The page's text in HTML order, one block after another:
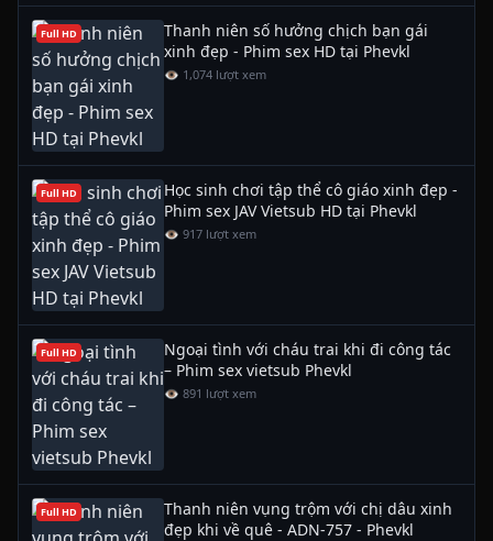
Full HD
Thanh niên số hưởng chịch bạn gái
xinh đẹp - Phim sex HD tại Phevkl
👁 1,074 lượt xem
Full HD
Học sinh chơi tập thể cô giáo xinh đẹp -
Phim sex JAV Vietsub HD tại Phevkl
👁 917 lượt xem
Full HD
Ngoại tình với cháu trai khi đi công tác
– Phim sex vietsub Phevkl
👁 891 lượt xem
Full HD
Thanh niên vụng trộm với chị dâu xinh
đẹp khi về quê - ADN-757 - Phevkl